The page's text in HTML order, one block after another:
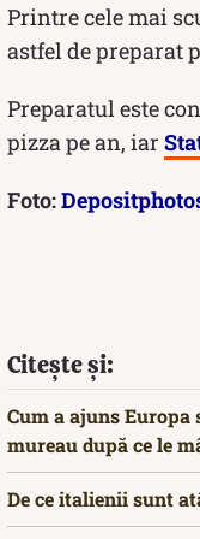
Printre cele mai
astfel de preparat
Preparatul este
pizza pe an, iar
Foto:
Citește și:
Cum a ajuns Europa
mureau după ce le
De ce italienii sunt